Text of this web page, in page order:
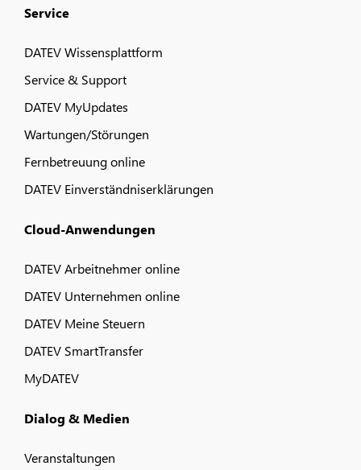
Service
DATEV Wissensplattform
Service & Support
DATEV MyUpdates
Wartungen/Störungen
Fernbetreuung online
DATEV Einverständniserklärungen
Cloud-Anwendungen
DATEV Arbeitnehmer online
DATEV Unternehmen online
DATEV Meine Steuern
DATEV SmartTransfer
MyDATEV
Dialog & Medien
Veranstaltungen